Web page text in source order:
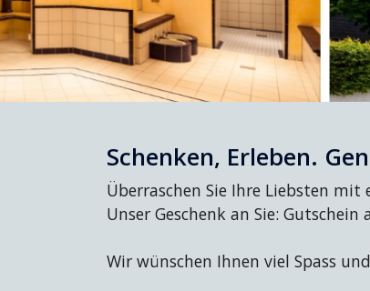
Schenken, Erleben.
Überraschen Sie Ihre Liebsten mit
Unser Geschenk an Sie:
Wir wünschen Ihnen viel Spass